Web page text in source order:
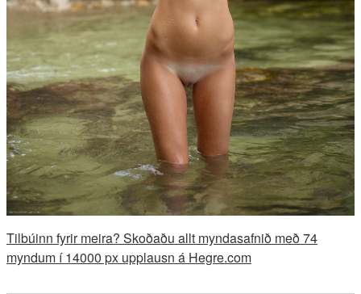
Tilbúinn fyrir meira? Skoðaðu allt myndasafnið með 74
myndum í 14000 px upplausn á Hegre.com